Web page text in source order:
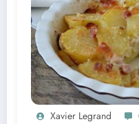
Xavier Legrand